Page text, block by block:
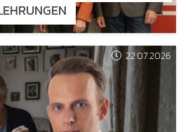
22.07.2026